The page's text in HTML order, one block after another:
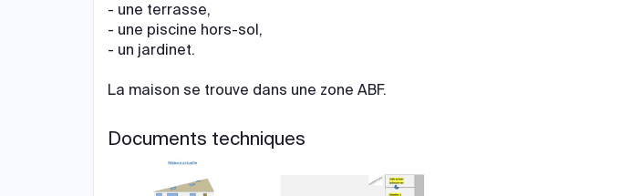
- une terrasse,
- une piscine hors-sol,
- un jardinet.
La maison se trouve dans une zone ABF.
Documents techniques